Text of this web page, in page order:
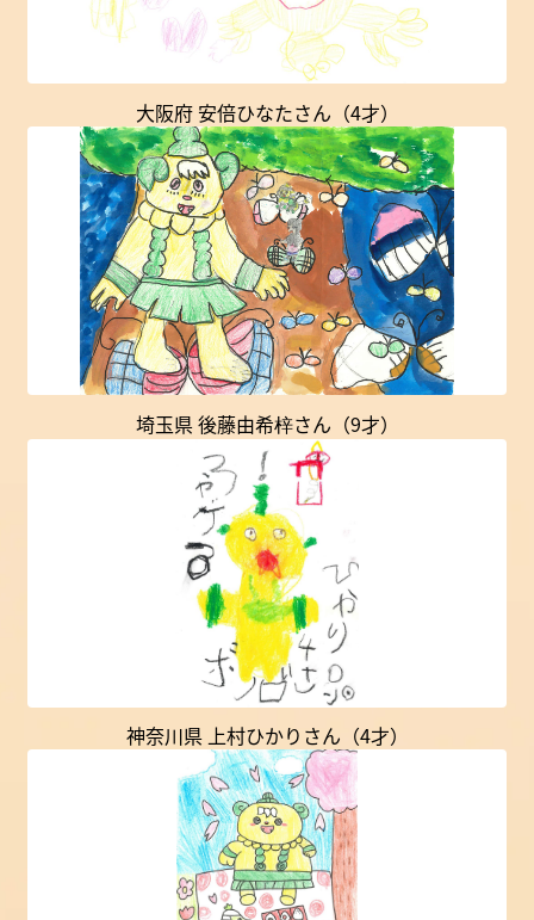
大阪府 安倍ひなたさん（4才）
埼玉県 後藤由希梓さん（9才）
神奈川県 上村ひかりさん（4才）